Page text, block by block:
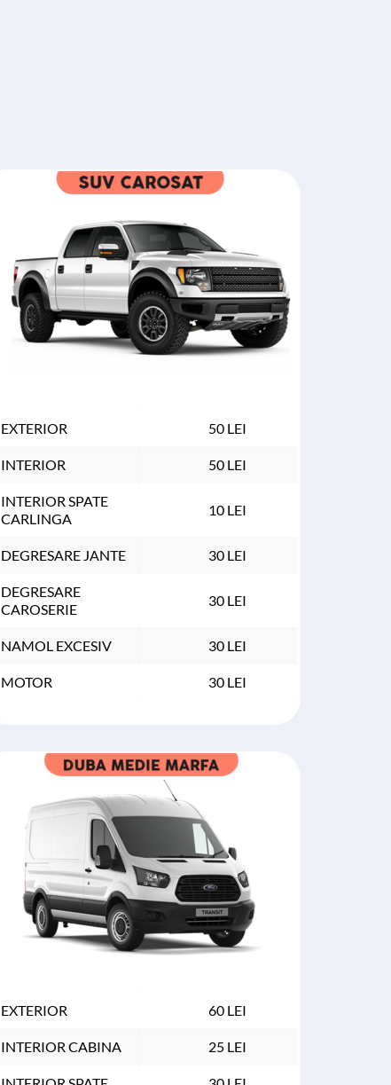
EXTERIOR 50 LEI
INTERIOR 50 LEI
INTERIOR SPATE
CARLINGA
10 LEI
DEGRESARE JANTE 30 LEI
DEGRESARE
CAROSERIE
30 LEI
NAMOL EXCESIV 30 LEI
MOTOR 30 LEI
EXTERIOR 60 LEI
INTERIOR CABINA 25 LEI